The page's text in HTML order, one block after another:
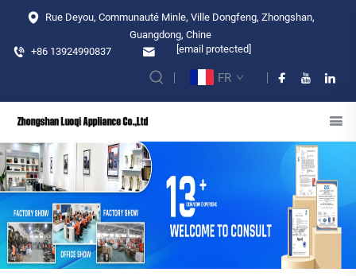
Rue Deyou, Communauté Minle, Ville Dongfeng, Zhongshan,
Guangdong, Chine
+86 13924990837
[email protected]
FR